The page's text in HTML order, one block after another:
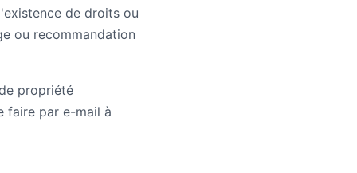
de droits ou
ou recommandation
propriété
faire par e-mail à